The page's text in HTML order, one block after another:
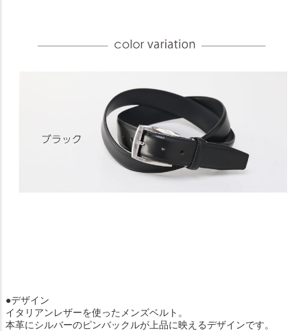
●デザイン
イタリアンレザーを使ったメンズベルト。
本革にシルバーのピンバックルが上品に映えるデザインです。